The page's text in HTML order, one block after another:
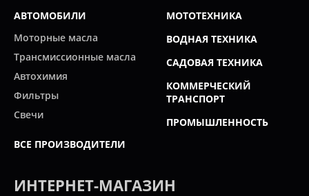
АВТОМОБИЛИ
Моторные масла
Трансмиссионные масла
Автохимия
Фильтры
Свечи
ВСЕ ПРОИЗВОДИТЕЛИ
МОТОТЕХНИКА
ВОДНАЯ ТЕХНИКА
САДОВАЯ ТЕХНИКА
КОММЕРЧЕСКИЙ
ТРАНСПОРТ
ПРОМЫШЛЕННОСТЬ
ИНТЕРНЕТ-МАГАЗИН